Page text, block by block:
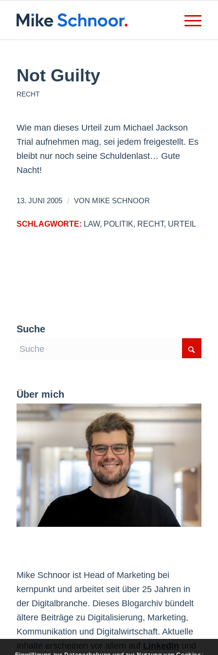
Not Guilty
RECHT
Wie man dieses Urteil zum Michael Jackson
Trial aufnehmen mag, sei jedem freigestellt. Es
bleibt nur noch seine Schuldenlast… Gute
Nacht!
13. JUNI 2005 / VON MIKE SCHNOOR
SCHLAGWORTE: LAW, POLITIK RECHT, URTEIL
Suche
Über mich
Mike Schnoor ist Head of Marketing bei
kernpunkt und arbeitet seit über 25 Jahren in
der Digitalbranche. Dieses Blogarchiv bündelt
ältere Beiträge zu Digitalisierung, Marketing,
Kommunikation und Digitalwirtschaft. Aktuelle
Inhalte erscheinen vor allem auf LinkedIn und